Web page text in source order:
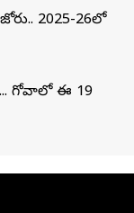
2025-26లో
గోవాలో ఈ 19